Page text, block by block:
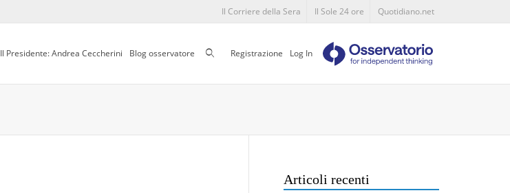
Il Corriere della Sera Il Sole 24 ore Quotidiano.net
Il Presidente: Andrea Ceccherini Blog osservatore CercaRegistrazione Log In
Articoli recenti